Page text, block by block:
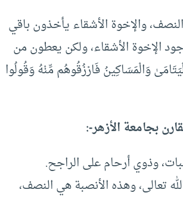
والإخوة الأشقاء يأخذون باقي
الإخوة الأشقاء، ولكن يعطون من
وَالْمَسَاكِينُ فَارْزُقُوهُم مِّنْهُ وَقُولُوا
بجامعة الأزهر-:
وذوي أرحام على الراجح.
تعالى، وهذه الأنصبة هي النصف،